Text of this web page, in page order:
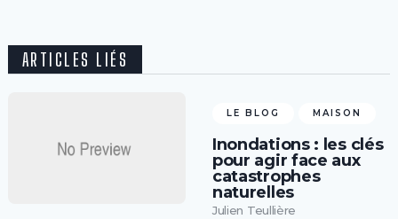
ARTICLES LIÉS
LE BLOG MAISON
Inondations : les clés
pour agir face aux
catastrophes
naturelles
Julien Teullière